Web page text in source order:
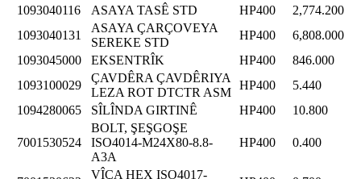
1093040116
ASAYA TASÊ STD HP400
2,774.200
1093040131
ASAYA ÇARÇOVEYA
SEREKE STD
HP400
6,808.000
1093045000
EKSENTRÎK HP400
846.000
1093100029
ÇAVDÊRA ÇAVDÊRIYA
LEZA ROT DTCTR ASM
HP400
5.440
1094280065
SÎLÎNDA GIRTINÊ HP400 10.800
7001530524
BOLT, ŞEŞGOŞE
ISO4014-M24X80-8.8-
A3A
HP400 0.400
VÎÇA HEX ISO4017-